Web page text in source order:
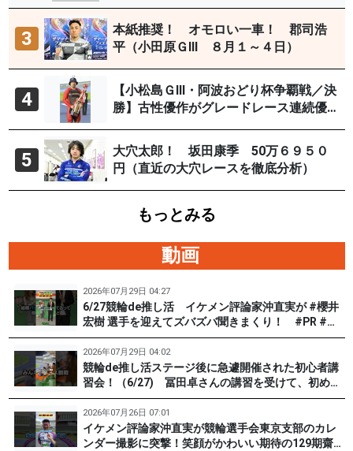
3
本紙推奨！ オモロい一車！ 郡司浩
平（小田原ＧⅢ ８月１～４日）
4
【小松島ＧⅢ・阿波おどり杯争覇戦／決
勝】古性優作がグレードレース連続優
5
大穴太郎！ 坂田康季 50万６９５０
円（直近の大穴レースを徹底分析）
もっとみる
動画
2026年07月29日 04:27
6/27競輪de推し活 イケメン評論家沖直実が #櫻井
宏樹 選手を迎えてズバズバ聞きまくり！ #PR #松
戸けいりん #和田健太郎
2026年07月29日 04:02
競輪de推し活ステージ後に急遽開催された初心者講
習会！（6/27) 冨田卓さんの講習を受けて、初めて
チャレンジした女子たち。果たして…？ #PR #松戸
けいりん #和田健太郎 #沖直実
2026年07月26日 07:01
イケメン評論家沖直実が競輪選手会東京支部のカレ
ンダー撮影に突撃！笑顔がかわいい期待の129期齋藤